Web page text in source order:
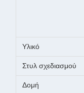
Υλικό
Στυλ σχεδιασμού
Δομή